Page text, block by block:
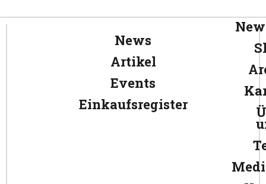
News
Artikel
Events
Einkaufsregister